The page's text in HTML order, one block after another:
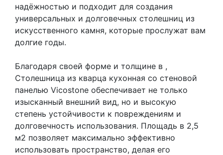
надёжностью и подходит для создания
универсальных и долговечных столешниц из
искусственного камня, которые прослужат вам
долгие годы.
Благодаря своей форме и толщине в ,
Столешница из кварца кухонная со стеновой
панелью Vicostone обеспечивает не только
изысканный внешний вид, но и высокую
степень устойчивости к повреждениям и
долговечность использования. Площадь в 2,5
м2 позволяет максимально эффективно
использовать пространство, делая его